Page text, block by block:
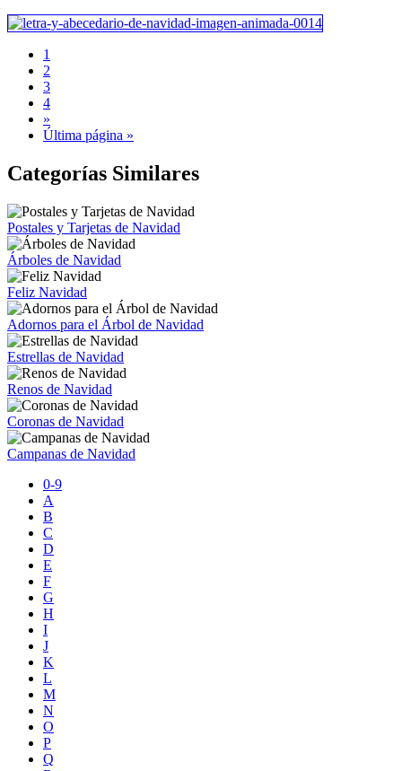
1
2
3
4
»
Última página »
Categorías Similares
Postales y Tarjetas de Navidad
Árboles de Navidad
Feliz Navidad
Adornos para el Árbol de Navidad
Estrellas de Navidad
Renos de Navidad
Coronas de Navidad
Campanas de Navidad
0-9
A
B
C
D
E
F
G
H
I
J
K
L
M
N
O
P
Q